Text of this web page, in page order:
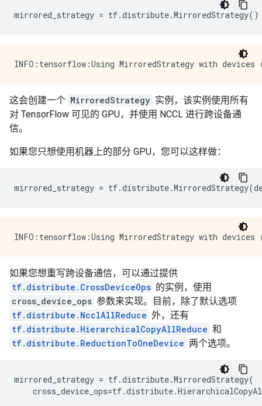
mirrored_strategy = tf.distribute.MirroredStrategy()
这会创建一个 MirroredStrategy 实例，该实例使用所有
对 TensorFlow 可见的 GPU，并使用 NCCL 进行跨设备通
信。
如果您只想使用机器上的部分 GPU，您可以这样做：
mirrored_strategy = tf.distribute.MirroredStrategy(
如果您想重写跨设备通信，可以通过提供
tf.distribute.CrossDeviceOps 的实例，使用
cross_device_ops 参数来实现。目前，除了默认选项
tf.distribute.NcclAllReduce 外，还有
tf.distribute.HierarchicalCopyAllReduce 和
tf.distribute.ReductionToOneDevice 两个选项。
mirrored_strategy = tf.distribute.MirroredStrategy(
cross_device_ops=tf.distribute.